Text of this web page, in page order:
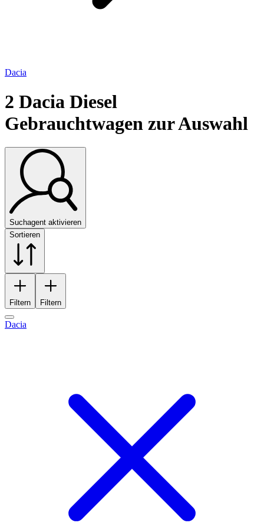
Dacia
2 Dacia Diesel
Gebrauchtwagen zur Auswahl
Suchagent aktivieren
Sortieren
Filtern Filtern
Dacia